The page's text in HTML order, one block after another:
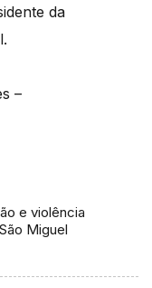
da
–
e violência
Miguel